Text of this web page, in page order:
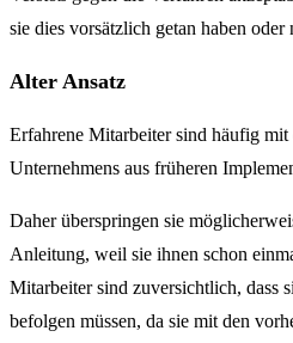
sie dies vorsätzlich getan haben oder
Alter Ansatz
Erfahrene Mitarbeiter sind häufig mit
Unternehmens aus früheren
Daher überspringen sie
Anleitung, weil sie ihnen schon
Mitarbeiter sind zuversichtlich, dass
befolgen müssen, da sie mit den